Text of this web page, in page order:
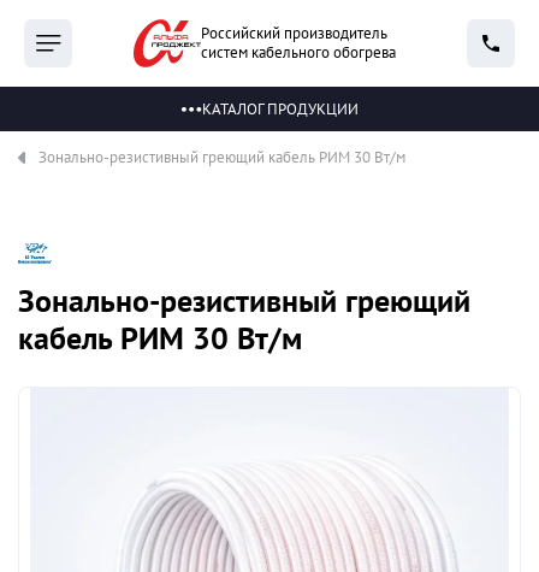
Российский производитель
систем кабельного обогрева
КАТАЛОГ ПРОДУКЦИИ
Зонально-резистивный греющий кабель РИМ 30 Вт/м
Зонально-резистивный греющий
кабель РИМ 30 Вт/м